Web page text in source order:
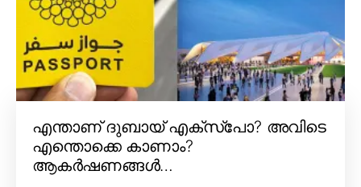
എന്താണ് ദുബായ് എക്സ്പോ? അവിടെ
എന്തൊക്കെ കാണാം?
ആകർഷണങ്ങൾ…